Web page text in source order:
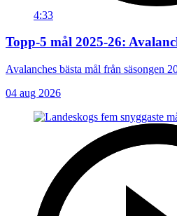
4:33
Topp-5 mål 2025-26:
Avalanches bästa mål från säsongen
04 aug 2026